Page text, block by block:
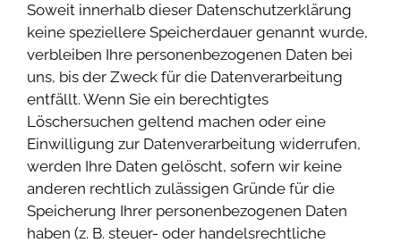
Soweit innerhalb dieser Datenschutzerklärung
keine speziellere Speicherdauer genannt wurde,
verbleiben Ihre personenbezogenen Daten bei
uns, bis der Zweck für die Datenverarbeitung
entfällt. Wenn Sie ein berechtigtes
Löschersuchen geltend machen oder eine
Einwilligung zur Datenverarbeitung widerrufen,
werden Ihre Daten gelöscht, sofern wir keine
anderen rechtlich zulässigen Gründe für die
Speicherung Ihrer personenbezogenen Daten
haben (z. B. steuer- oder handelsrechtliche